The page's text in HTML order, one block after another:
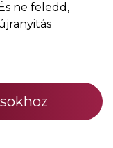
ne feledd,